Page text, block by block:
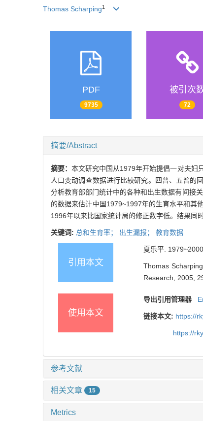
Thomas Scharping1
PDF
9735
被引次
72
摘要/Abstract
摘要：本文研究中国从1979年开始提倡一对夫妇
人口变动调查数据进行比较研究。四普、五普的
分析教育部部门统计中的各种和出生数据有间接
的数据来估计中国1979~1997年的生育水平和其
1996年以来比国家统计局的修正数字低。结果同
关键词: 总和生育率； 出生漏报； 教育数据
引用本文
夏乐平.
Thomas
Research, 2005,
使用本文
导出引用管理器
链接本文: https://
https://
参考文献
相关文章 15
Metrics